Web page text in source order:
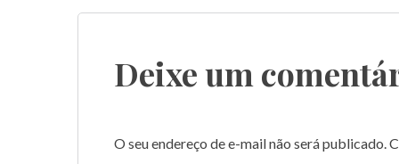
de
Deixe um
O seu endereço de e-mail não será publicado.